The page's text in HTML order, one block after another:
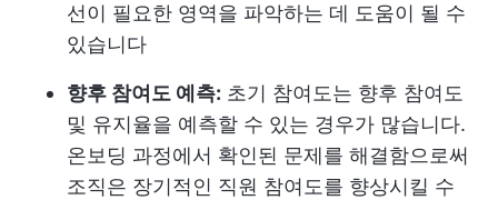
선이 필요한 영역을 파악하는 데 도움이 될 수
있습니다
향후 참여도 예측: 초기 참여도는 향후 참여도
및 유지율을 예측할 수 있는 경우가 많습니다.
온보딩 과정에서 확인된 문제를 해결함으로써
조직은 장기적인 직원 참여도를 향상시킬 수